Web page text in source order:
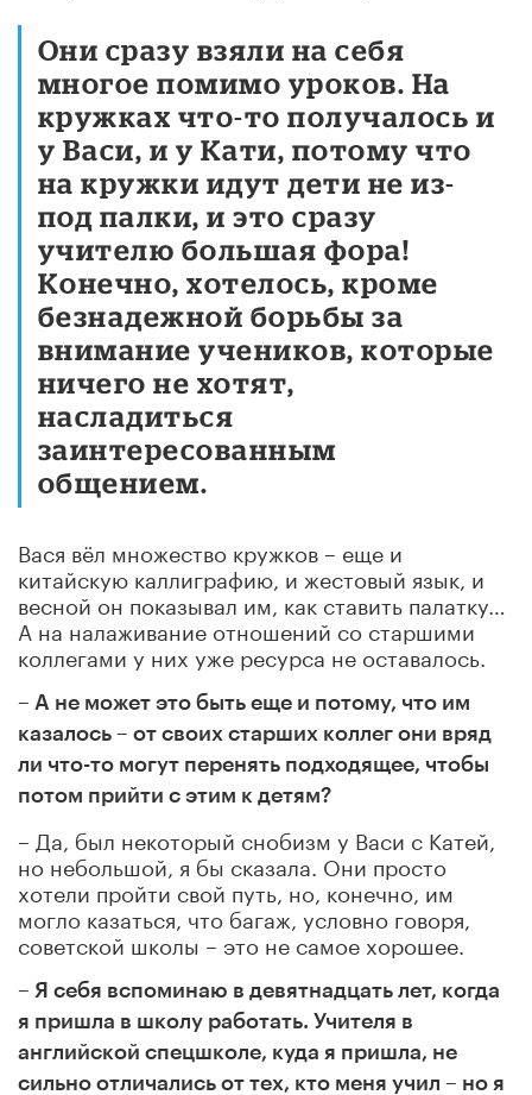
Они сразу взяли на себя
многое помимо уроков. На
кружках что-то получалось и
у Васи, и у Кати, потому что
на кружки идут дети не из-
под палки, и это сразу
учителю большая фора!
Конечно, хотелось, кроме
безнадежной борьбы за
внимание учеников, которые
ничего не хотят,
насладиться
заинтересованным
общением.
Вася вёл множество кружков – еще и
китайскую каллиграфию, и жестовый язык, и
весной он показывал им, как ставить палатку…
А на налаживание отношений со старшими
коллегами у них уже ресурса не оставалось.
– А не может это быть еще и потому, что им
казалось – от своих старших коллег они вряд
ли что-то могут перенять подходящее, чтобы
потом прийти с этим к детям?
– Да, был некоторый снобизм у Васи с Катей,
но небольшой, я бы сказала. Они просто
хотели пройти свой путь, но, конечно, им
могло казаться, что багаж, условно говоря,
советской школы – это не самое хорошее.
– Я себя вспоминаю в девятнадцать лет, когда
я пришла в школу работать. Учителя в
английской спецшколе, куда я пришла, не
сильно отличались от тех, кто меня учил – но я